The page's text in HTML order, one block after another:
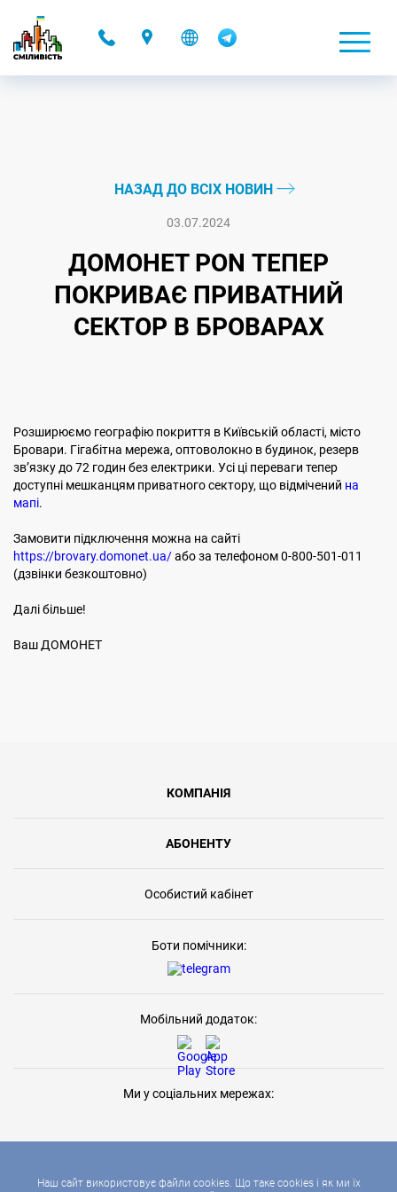
Наш сайт використовує файли cookies. Що таке cookies і як ми їх
НАЗАД ДО ВСІХ НОВИН
03.07.2024
ДОМОНЕТ PON ТЕПЕР
ПОКРИВАЄ ПРИВАТНИЙ
СЕКТОР В БРОВАРАХ
Розширюємо географію покриття в Київській області, місто
Бровари. Гігабітна мережа, оптоволокно в будинок, резерв
звʼязку до 72 годин без електрики. Усі ці переваги тепер
доступні мешканцям приватного сектору, що відмічений на
мапі.
Замовити підключення можна на сайті
https://brovary.domonet.ua/або за телефоном 0-800-501-011
(дзвінки безкоштовно)
Далі більше!
Ваш ДОМОНЕТ
КОМПАНІЯ
АБОНЕНТУ
Особистий кабінет
Боти помічники:
Мобільний додаток:
Ми у соціальних мережах: